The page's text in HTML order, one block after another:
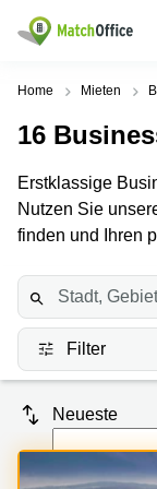
Mieten / Vermieten
Produktseiten
Büro
Business
Center
Virtuelle
Büros
Beliebte
Coworking
Zürich
Zug
Coworking
Basel
Coworking
Lugano
Beliebte
95 Zürich
1 Zürich
Bahnhofstrasse
10 Zürich
Bahnhofstrasse
41 Zürich
Hilfe
Über uns
Preis
Anmelden
Sprache wählen
French
Home Mieten
16
Erstklassige
Nutzen Sie
finden und Ihren
Filter
Neueste